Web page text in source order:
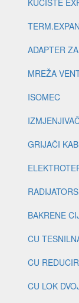
KUĆIŠTE
ADAPTER
MREŽA
ISOMEC
GRIJAČI
BAKRENE
CU
CU
CU LOK